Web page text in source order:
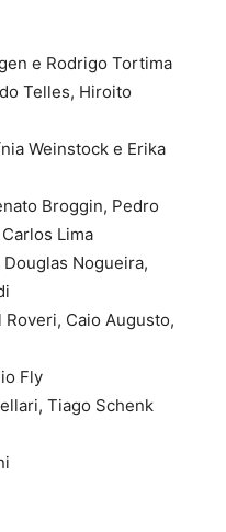
e Rodrigo Tortima
Telles, Hiroito
Weinstock e Erika
Broggin, Pedro
Lima
Nogueira,
Caio Augusto,
Fly
Tiago Schenk